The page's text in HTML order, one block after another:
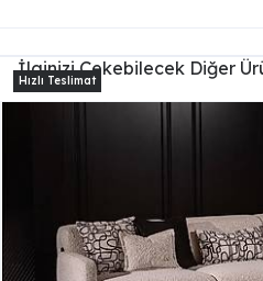
İlginizi Çekebilecek Diğer